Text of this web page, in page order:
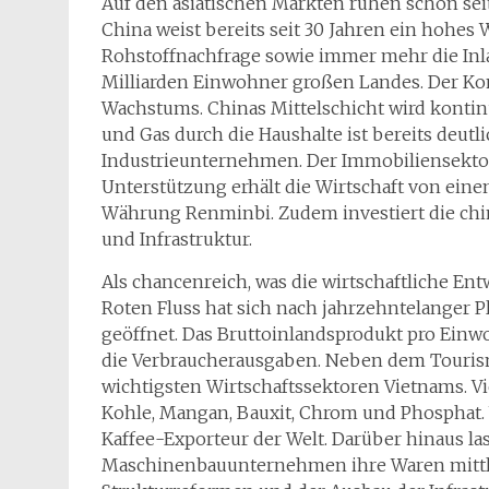
China weist bereits seit 30 Jahren ein hohes
Rohstoffnachfrage sowie immer mehr die
Milliarden Einwohner großen Landes. Der
Wachstums. Chinas Mittelschicht wird
und Gas durch die Haushalte ist bereits
Industrieunternehmen. Der
Unterstützung erhält die Wirtschaft von
Währung Renminbi. Zudem investiert die
und Infrastruktur.
Als chancenreich, was die wirtschaftliche
Roten Fluss hat sich nach jahrzehntelanger
geöffnet. Das Bruttoinlandsprodukt pro
die Verbraucherausgaben. Neben dem
wichtigsten Wirtschaftssektoren Vietnams.
Kohle, Mangan, Bauxit, Chrom und
Kaffee-Exporteur der Welt. Darüber hinaus
Maschinenbauunternehmen ihre Waren